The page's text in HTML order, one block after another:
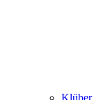
Klüber